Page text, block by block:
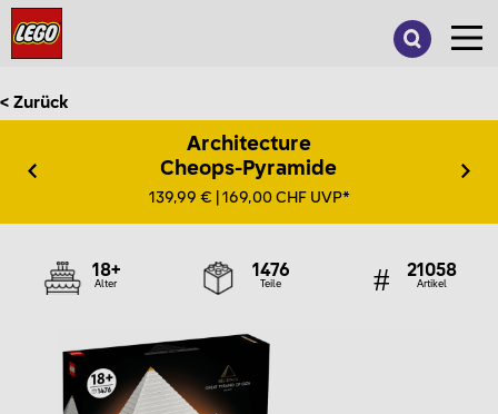
< Zurück
Architecture
Cheops-Pyramide
139,99 € | 169,00 CHF UVP*
18+
Alter
1476
Teile
21058
Artikel